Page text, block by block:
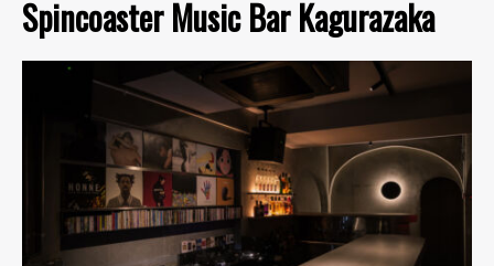
Spincoaster Music Bar Kagurazaka